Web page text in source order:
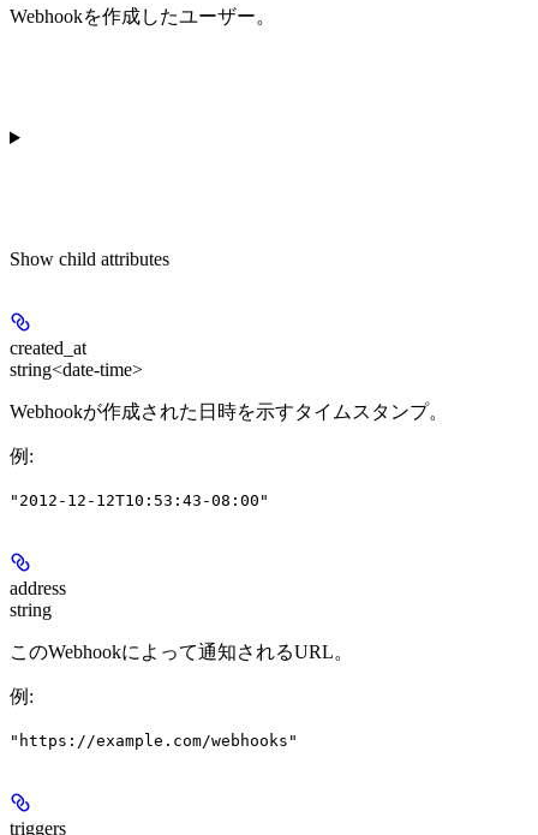
Webhookを作成したユーザー。
Show child attributes
created_at
string<date-time>
Webhookが作成された日時を示すタイムスタンプ。
例 :
"2012-12-12T10:53:43-08:00"
address
string
このWebhookによって通知されるURL。
例 :
"https://example.com/webhooks"
triggers